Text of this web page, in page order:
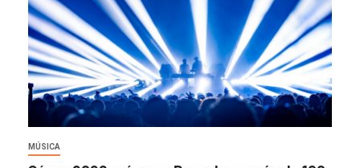
MÚSICA